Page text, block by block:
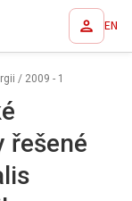
EN
/ 2009 - 1
řešené